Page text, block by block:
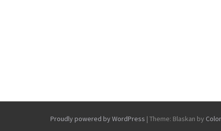
Proudly powered by WordPress | Theme: Blaskan by